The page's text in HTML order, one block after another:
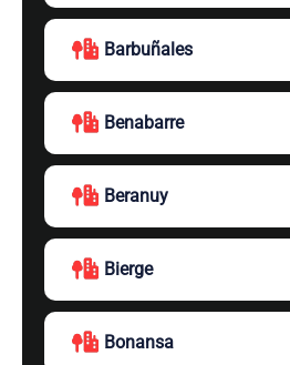
Barbuñales
Benabarre
Beranuy
Bierge
Bonansa